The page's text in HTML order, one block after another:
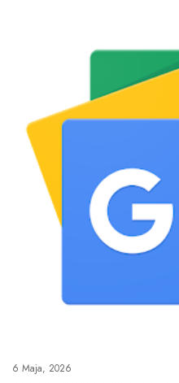
6 Maja, 2026